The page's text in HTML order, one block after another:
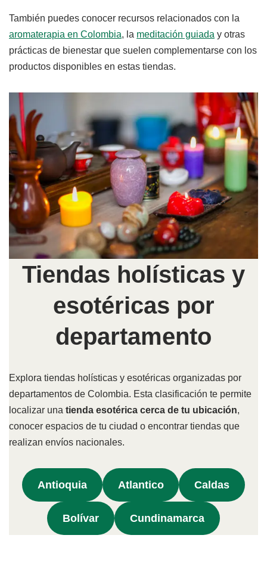
También puedes conocer recursos relacionados con la
aromaterapia en Colombia, la meditación guiada y otras
prácticas de bienestar que suelen complementarse con los
productos disponibles en estas tiendas.
Tiendas holísticas y
esotéricas por
departamento
Explora tiendas holísticas y esotéricas organizadas por
departamentos de Colombia. Esta clasificación te permite
localizar una tienda esotérica cerca de tu ubicación,
conocer espacios de tu ciudad o encontrar tiendas que
realizan envíos nacionales.
Antioquia Atlantico Caldas
Bolívar Cundinamarca